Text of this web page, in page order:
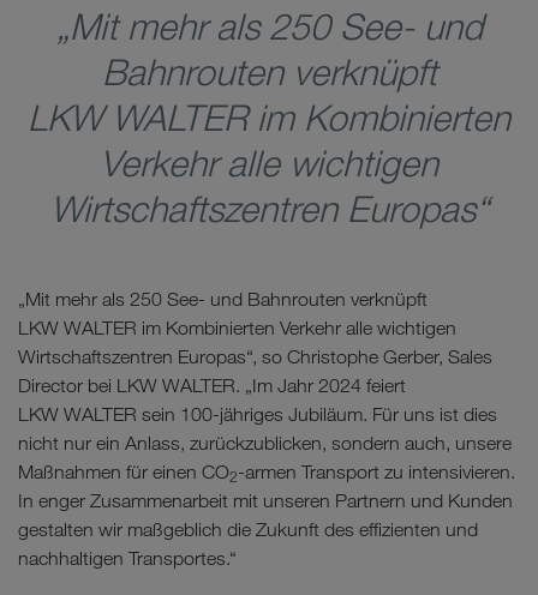
„Mit mehr als 250 See- und
Bahnrouten verknüpft
LKW WALTER im Kombinierten
Verkehr alle wichtigen
Wirtschaftszentren Europas“
„Mit mehr als 250 See- und Bahnrouten verknüpft
LKW WALTER im Kombinierten Verkehr alle wichtigen
Wirtschaftszentren Europas“, so Christophe Gerber, Sales
Director bei LKW WALTER. „Im Jahr 2024 feiert
LKW WALTER sein 100-jähriges Jubiläum. Für uns ist dies
nicht nur ein Anlass, zurückzublicken, sondern auch, unsere
Maßnahmen für einen CO2-armen Transport zu intensivieren.
In enger Zusammenarbeit mit unseren Partnern und Kunden
gestalten wir maßgeblich die Zukunft des effizienten und
nachhaltigen Transportes.“